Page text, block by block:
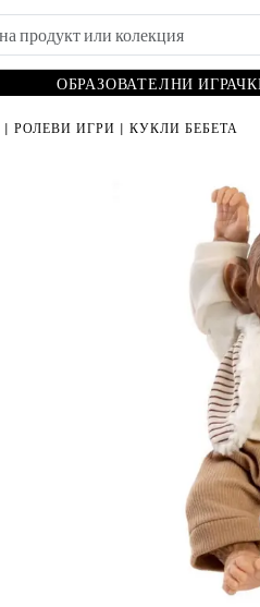
ОБРАЗОВАТЕЛНИ
| РОЛЕВИ ИГРИ | КУКЛИ БЕБЕТА